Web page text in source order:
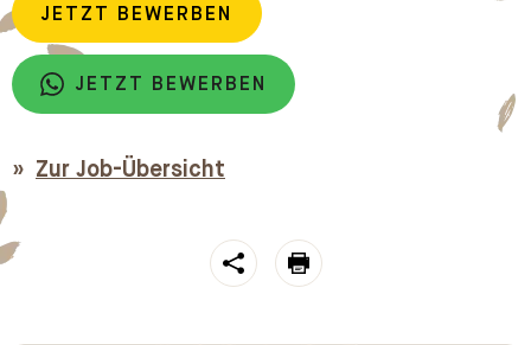
https://stroeck.at/jobs/verkaufsmitarbeiter-teilzeit-m-w-
Toogle share
print
JETZT BEWERBEN
JETZT BEWERBEN
Zur Job-Übersicht